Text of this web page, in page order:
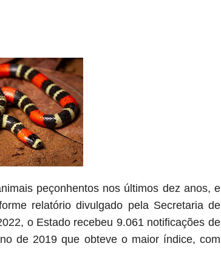
peçonhentos nos últimos dez anos, e
relatório divulgado pela Secretaria de
o Estado recebeu 9.061 notificações de
de 2019 que obteve o maior índice, com